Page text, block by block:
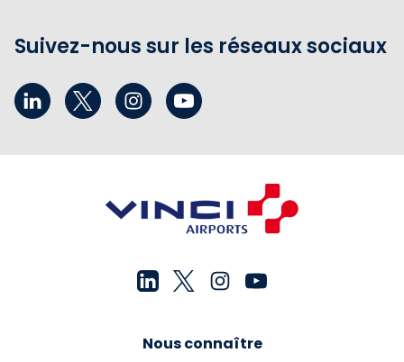
Suivez-nous sur les réseaux sociaux
Nous connaître